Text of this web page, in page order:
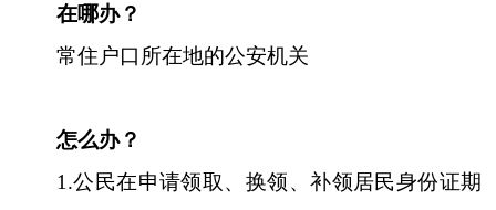
在哪办？
常住户口所在地的公安机关
怎么办？
1.公民在申请领取、换领、补领居民身份证期